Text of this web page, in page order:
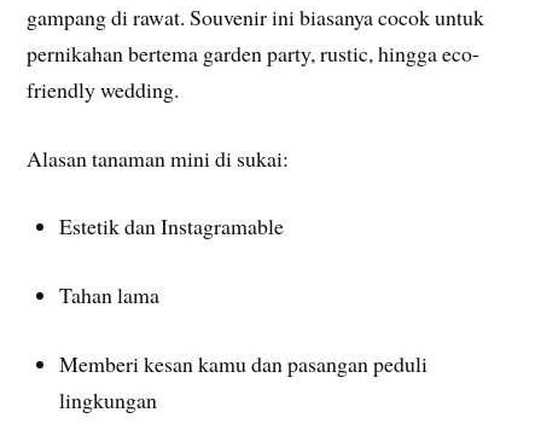
gampang di rawat. Souvenir ini biasanya cocok untuk
pernikahan bertema garden party, rustic, hingga eco-
friendly wedding.
Alasan tanaman mini di sukai:
Estetik dan Instagramable
Tahan lama
Memberi kesan kamu dan pasangan peduli
lingkungan